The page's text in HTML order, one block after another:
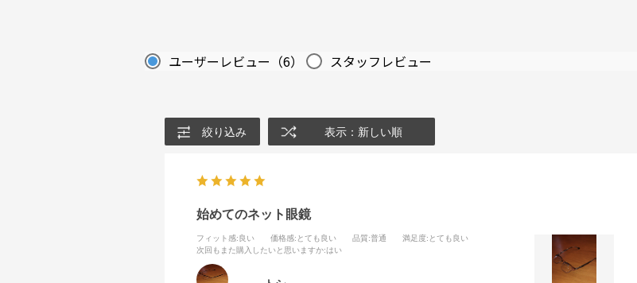
ユーザーレビュー （6） スタッフレビュー
絞り込み 表示：新しい順
始めてのネット眼鏡
フィット感:良い 価格感:とても良い 品質:普通 満足度:とても良い
次回もまた購入したいと思いますか:はい